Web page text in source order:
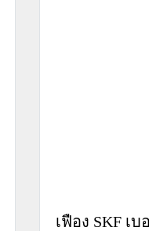
เฟือง SKF เบ